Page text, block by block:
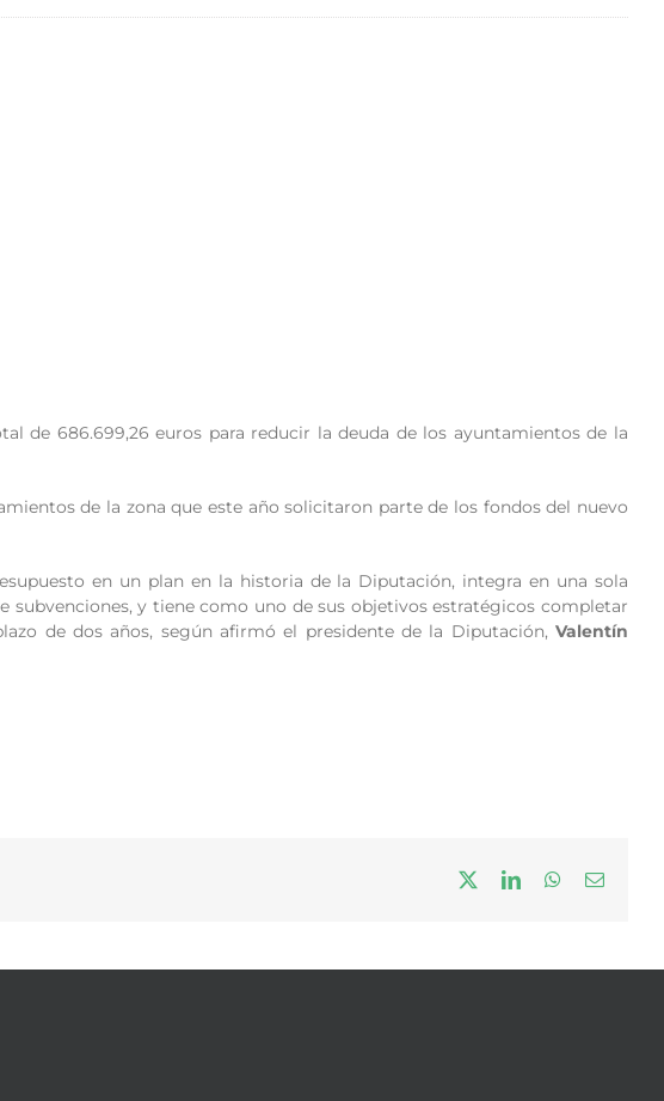
de 686.699,26 euros para reducir la deuda de los ayuntamientos de la
de la zona que este año solicitaron parte de los fondos del nuevo
en un plan en la historia de la Diputación, integra en una sola
subvenciones, y tiene como uno de sus objetivos estratégicos completar
de dos años, según afirmó el presidente de la Diputación, Valentín
LinkedInWhatsApp
Correo